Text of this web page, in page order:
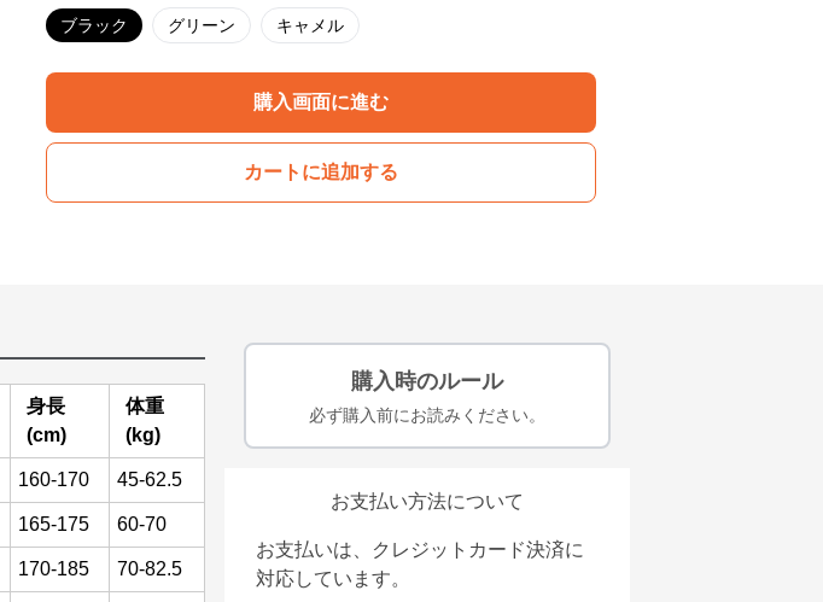
ブラック グリーン キャメル
購入画面に進む
カートに追加する
身長
(cm)
体重
(kg)
160-170 45-62.5
165-175 60-70
170-185 70-82.5
購入時のルール
必ず購入前にお読みください。
お支払い方法について
お支払いは、クレジットカード決済に
対応しています。